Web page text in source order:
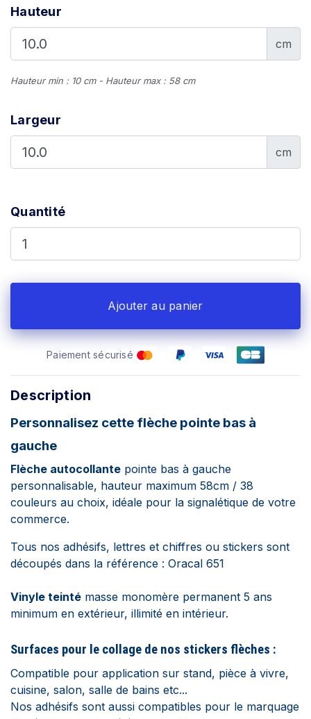
Hauteur
cm
Hauteur min : 10 cm - Hauteur max : 58 cm
Largeur
cm
Quantité
Ajouter au panier
Paiement sécurisé
Description
Personnalisez cette flèche pointe bas à
gauche
Flèche autocollante pointe bas à gauche
personnalisable, hauteur maximum 58cm / 38
couleurs au choix, idéale pour la signalétique de votre
commerce.
Tous nos adhésifs, lettres et chiffres ou stickers sont
découpés dans la référence : Oracal 651
Vinyle teinté masse monomère permanent 5 ans
minimum en extérieur, illimité en intérieur.
Surfaces pour le collage de nos stickers flèches :
Compatible pour application sur stand, pièce à vivre,
cuisine, salon, salle de bains etc...
Nos adhésifs sont aussi compatibles pour le marquage